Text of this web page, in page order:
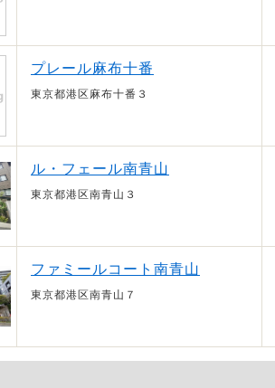
プレール麻布十番
東京都港区麻布十番３
ル・フェール南青山
東京都港区南青山３
ファミールコート南青山
東京都港区南青山７